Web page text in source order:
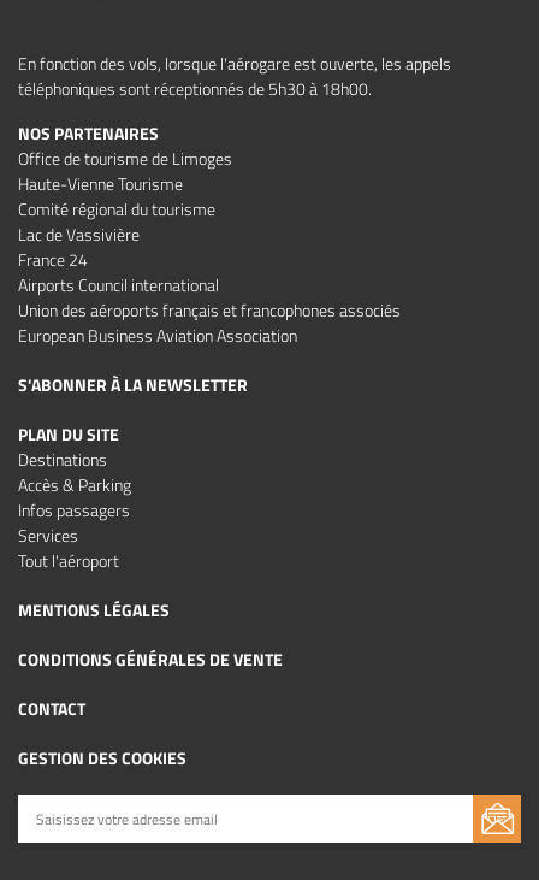
En fonction des vols, lorsque l'aérogare est ouverte, les appels
téléphoniques sont réceptionnés de 5h30 à 18h00.
NOS PARTENAIRES
Office de tourisme de Limoges
Haute-Vienne Tourisme
Comité régional du tourisme
Lac de Vassivière
France 24
Airports Council international
Union des aéroports français et francophones associés
European Business Aviation Association
S'ABONNER À LA NEWSLETTER
PLAN DU SITE
Destinations
Accès & Parking
Infos passagers
Services
Tout l'aéroport
MENTIONS LÉGALES
CONDITIONS GÉNÉRALES DE VENTE
CONTACT
GESTION DES COOKIES